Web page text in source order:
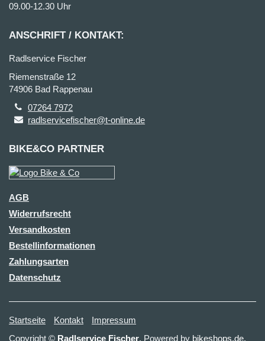
09.00-12.30 Uhr
ANSCHRIFT / KONTAKT:
Radlservice Fischer
Riemenstraße 12
74906 Bad Rappenau
07264 7972
radlservicefischer@t-online.de
BIKE&CO PARTNER
AGB
Widerrufsrecht
Versandkosten
Bestellinformationen
Zahlungsarten
Datenschutz
Startseite Kontakt
Impressum
Copyright © Radlservice Fischer. Powered by bikeshops.de.